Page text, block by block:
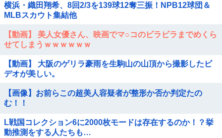
横浜・織田翔希、8回2/3を139球12奪三振！NPB12球団＆
MLBスカウト集結他
【動画】 美人女優さん、映画でマ○コのビラビラまでめくら
せてしまうｗｗｗｗｗｗ
【動画】 大阪のゲリラ豪雨を生駒山の山頂から撮影したビ
デオが美しい。
【画像】お前らこの超美人容疑者が整形か否か判定たの
む！！
L戦国コレクション6に2000枚モードは存在するのか！？挙
動推測をする人たちも…